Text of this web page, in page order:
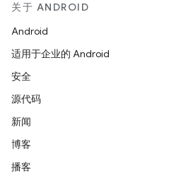
关于 ANDROID
Android
适用于企业的 Android
安全
源代码
新闻
博客
播客